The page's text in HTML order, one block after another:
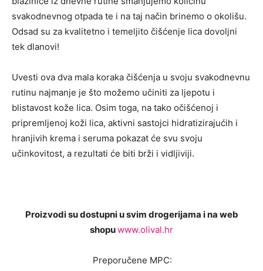
svakodnevnog otpada te i na taj način brinemo o okolišu.
Odsad su za kvalitetno i temeljito čišćenje lica dovoljni
tek dlanovi!
Uvesti ova dva mala koraka čišćenja u svoju svakodnevnu
rutinu najmanje je što možemo učiniti za ljepotu i
blistavost kože lica. Osim toga, na tako očišćenoj i
pripremljenoj koži lica, aktivni sastojci hidratizirajućih i
hranjivih krema i seruma pokazat će svu svoju
učinkovitost, a rezultati će biti brži i vidljiviji.
Proizvodi su dostupni u svim drogerijama ina web
shopuwww.olival.hr
Preporučene MPC: